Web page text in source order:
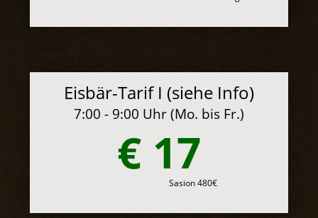
Eisbär-Tarif I (siehe Info)
7:00 - 9:00 Uhr (Mo. bis Fr.)
€ 17
Sasion 480€